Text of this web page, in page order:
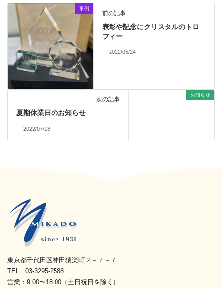
事例
前の記事
表彰や記念にクリスタルのトロ
フィー
2022/05/24
お知らせ
次の記事
夏期休業日のお知らせ
2022/07/18
東京都千代田区神田猿楽町２－７－７
TEL : 03-3295-2588
営業：9:00〜18:00（土日祝日を除く）